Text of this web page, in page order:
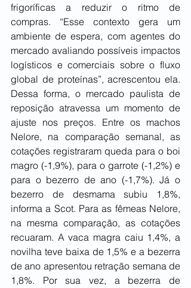
frigoríficas a reduzir o ritmo de
compras. “Esse contexto gera um
ambiente de espera, com agentes do
mercado avaliando possíveis impactos
logísticos e comerciais sobre o fluxo
global de proteínas”, acrescentou ela.
Dessa forma, o mercado paulista de
reposição atravessa um momento de
ajuste nos preços. Entre os machos
Nelore, na comparação semanal, as
cotações registraram queda para o boi
magro (-1,9%), para o garrote (-1,2%) e
para o bezerro de ano (-1,7%). Já o
bezerro de desmama subiu 1,8%,
informa a Scot. Para as fêmeas Nelore,
na mesma comparação, as cotações
recuaram. A vaca magra caiu 1,4%, a
novilha teve baixa de 1,5% e a bezerra
de ano apresentou retração semana de
1,8%. Por sua vez, a bezerra de